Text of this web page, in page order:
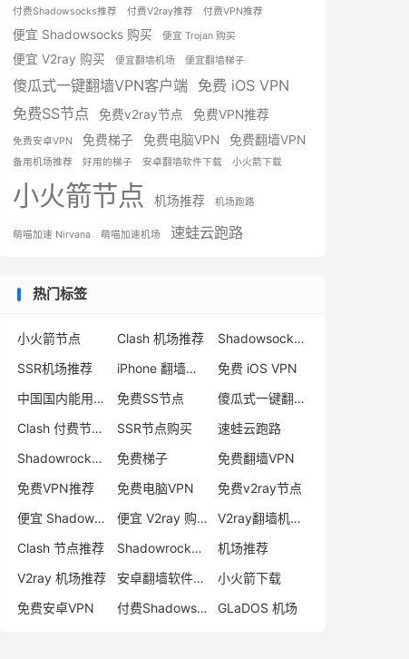
付费Shadowsocks推荐 付费V2ray推荐 付费VPN推荐
便宜 Shadowsocks 购买 便宜 Trojan 购买
便宜 V2ray 购买 便宜翻墙机场 便宜翻墙梯子
傻瓜式一键翻墙VPN客户端 免费 iOS VPN
免费SS节点
免费v2ray节点 免费VPN推荐
免费安卓VPN 免费梯子 免费电脑VPN 免费翻墙VPN
备用机场推荐 好用的梯子 安卓翻墙软件下载 小火箭下载
小火箭节点 机场推荐 机场跑路
萌喵加速 Nirvana 萌喵加速机场 速蛙云跑路
热门标签
小火箭节点 Clash 机场推荐
Shadowsocks 付费节点
SSR机场推荐
iPhone 翻墙代理软件
免费 iOS VPN
中国国内能用的翻墙VPN推荐
免费SS节点
傻瓜式一键翻墙VPN客户端
Clash 付费节点购买
SSR节点购买
速蛙云跑路
Shadowrocket 地址
免费梯子
免费翻墙VPN
免费VPN推荐
免费电脑VPN
免费v2ray节点
便宜 Shadowsocks 购买
便宜 V2ray 购买
V2ray翻墙机场推荐
Clash 节点推荐
Shadowrocket 付费节点
机场推荐
V2ray 机场推荐
安卓翻墙软件下载
小火箭下载
免费安卓VPN
付费Shadowsocks推荐 GLaDOS 机场